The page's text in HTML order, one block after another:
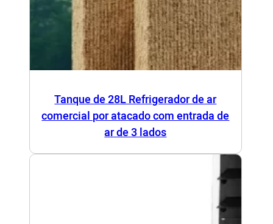
Tanque de 28L Refrigerador de ar
comercial por atacado com entrada de
ar de 3 lados